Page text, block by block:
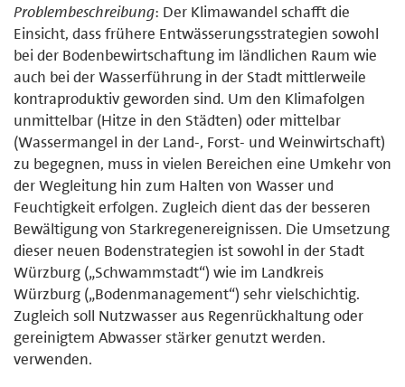
Problembeschreibung: Der Klimawandel schafft die
Einsicht, dass frühere Entwässerungsstrategien sowohl
bei der Bodenbewirtschaftung im ländlichen Raum wie
auch bei der Wasserführung in der Stadt mittlerweile
kontraproduktiv geworden sind. Um den Klimafolgen
unmittelbar (Hitze in den Städten) oder mittelbar
(Wassermangel in der Land-, Forst- und Weinwirtschaft)
zu begegnen, muss in vielen Bereichen eine Umkehr von
der Wegleitung hin zum Halten von Wasser und
Feuchtigkeit erfolgen. Zugleich dient das der besseren
Bewältigung von Starkregenereignissen. Die Umsetzung
dieser neuen Bodenstrategien ist sowohl in der Stadt
Würzburg („Schwammstadt“) wie im Landkreis
Würzburg („Bodenmanagement“) sehr vielschichtig.
Zugleich soll Nutzwasser aus Regenrückhaltung oder
gereinigtem Abwasser stärker genutzt werden.
verwenden.